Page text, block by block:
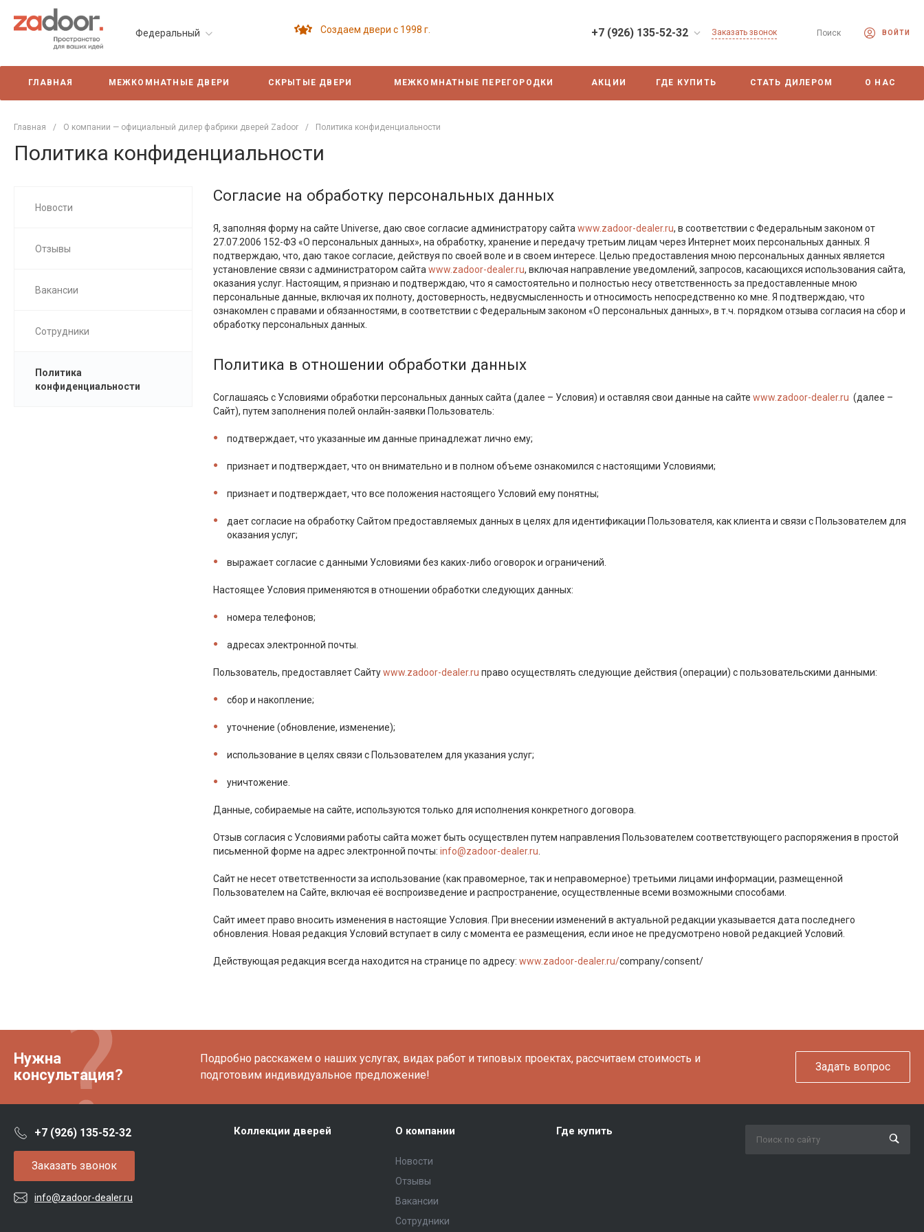
Федеральный Создаем двери с 1998 г. +7 (926) 135-52-32 Заказать звонок Поиск ВОЙТИ
ГЛАВНАЯ МЕЖКОМНАТНЫЕ ДВЕРИ СКРЫТЫЕ ДВЕРИ МЕЖКОМНАТНЫЕ ПЕРЕГОРОДКИ АКЦИИ ГДЕ КУПИТЬ СТАТЬ ДИЛЕРОМ О НАС
Главная / О компании — официальный дилер фабрики дверей Zadoor / Политика конфиденциальности
Политика конфиденциальности
Новости
Отзывы
Вакансии
Сотрудники
Политика
конфиденциальности
Согласие на обработку персональных данных
Я, заполняя форму на сайте Universe, даю свое согласие администратору сайта www.zadoor-dealer.ru, в соответствии с Федеральным законом от
27.07.2006 152-ФЗ «О персональных данных», на обработку, хранение и передачу третьим лицам через Интернет моих персональных данных. Я
подтверждаю, что, даю такое согласие, действуя по своей воле и в своем интересе. Целью предоставления мною персональных данных является
установление связи с администратором сайта www.zadoor-dealer.ru, включая направление уведомлений, запросов, касающихся использования сайта,
оказания услуг. Настоящим, я признаю и подтверждаю, что я самостоятельно и полностью несу ответственность за предоставленные мною
персональные данные, включая их полноту, достоверность, недвусмысленность и относимость непосредственно ко мне. Я подтверждаю, что
ознакомлен с правами и обязанностями, в соответствии с Федеральным законом «О персональных данных», в т.ч. порядком отзыва согласия на сбор и
обработку персональных данных.
Политика в отношении обработки данных
Соглашаясь с Условиями обработки персональных данных сайта (далее – Условия) и оставляя свои данные на сайте www.zadoor-dealer.ru (далее –
Сайт), путем заполнения полей онлайн-заявки Пользователь:
подтверждает, что указанные им данные принадлежат лично ему;
признает и подтверждает, что он внимательно и в полном объеме ознакомился с настоящими Условиями;
признает и подтверждает, что все положения настоящего Условий ему понятны;
дает согласие на обработку Сайтом предоставляемых данных в целях для идентификации Пользователя, как клиента и связи с Пользователем для
оказания услуг;
выражает согласие с данными Условиями без каких-либо оговорок и ограничений.
Настоящее Условия применяются в отношении обработки следующих данных:
номера телефонов;
адресах электронной почты.
Пользователь, предоставляет Сайтуwww.zadoor-dealer.ru право осуществлять следующие действия (операции) с пользовательскими данными:
сбор и накопление;
уточнение (обновление, изменение);
использование в целях связи с Пользователем для указания услуг;
уничтожение.
Данные, собираемые на сайте, используются только для исполнения конкретного договора.
Отзыв согласия с Условиями работы сайта может быть осуществлен путем направления Пользователем соответствующего распоряжения в простой
письменной форме на адрес электронной почты: info@zadoor-dealer.ru
Сайт не несет ответственности за использование (как правомерное, так и неправомерное) третьими лицами информации, размещенной
Пользователем на Сайте, включая её воспроизведение и распространение, осуществленные всеми возможными способами.
Сайт имеет право вносить изменения в настоящие Условия. При внесении изменений в актуальной редакции указывается дата последнего
обновления. Новая редакция Условий вступает в силу с момента ее размещения, если иное не предусмотрено новой редакцией Условий.
Действующая редакция всегда находится на странице по адресу: www.zadoor-dealer.ru/company/consent/
Нужна
консультация?
Подробно расскажем о наших услугах, видах работ и типовых проектах, рассчитаем стоимость и
подготовим индивидуальное предложение!
Задать вопрос
+7 (926) 135-52-32
Заказать звонок
info@zadoor-dealer.ru
Коллекции дверей О компании
Новости
Отзывы
Вакансии
Сотрудники
Где купить